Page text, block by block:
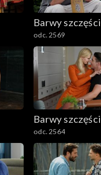
782–800
Barwy
odc. 2569
Barwy
odc. 2564